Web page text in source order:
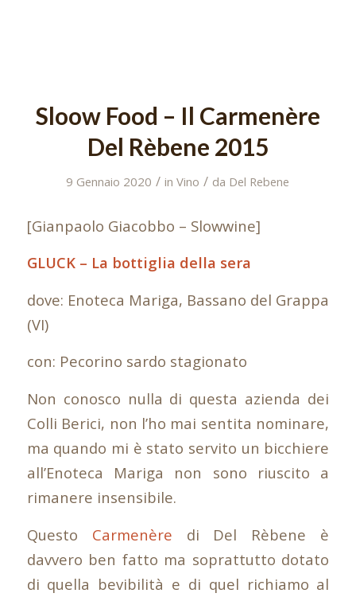
Sloow Food – Il Carmenère
Del Rèbene 2015
9 Gennaio 2020 / inVino / da Del Rebene
[Gianpaolo Giacobbo – Slowwine]
GLUCK – La bottiglia della sera
dove: Enoteca Mariga, Bassano del Grappa
(VI)
con: Pecorino sardo stagionato
Non conosco nulla di questa azienda dei
Colli Berici, non l’ho mai sentita nominare,
ma quando mi è stato servito un bicchiere
all’Enoteca Mariga non sono riuscito a
rimanere insensibile.
Questo Carmenère di Del Rèbene è
davvero ben fatto ma soprattutto dotato
di quella bevibilità e di quel richiamo al